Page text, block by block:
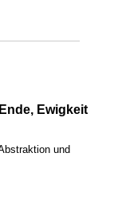
Ewigkeit
und